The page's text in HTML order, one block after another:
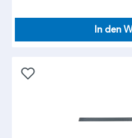
In den